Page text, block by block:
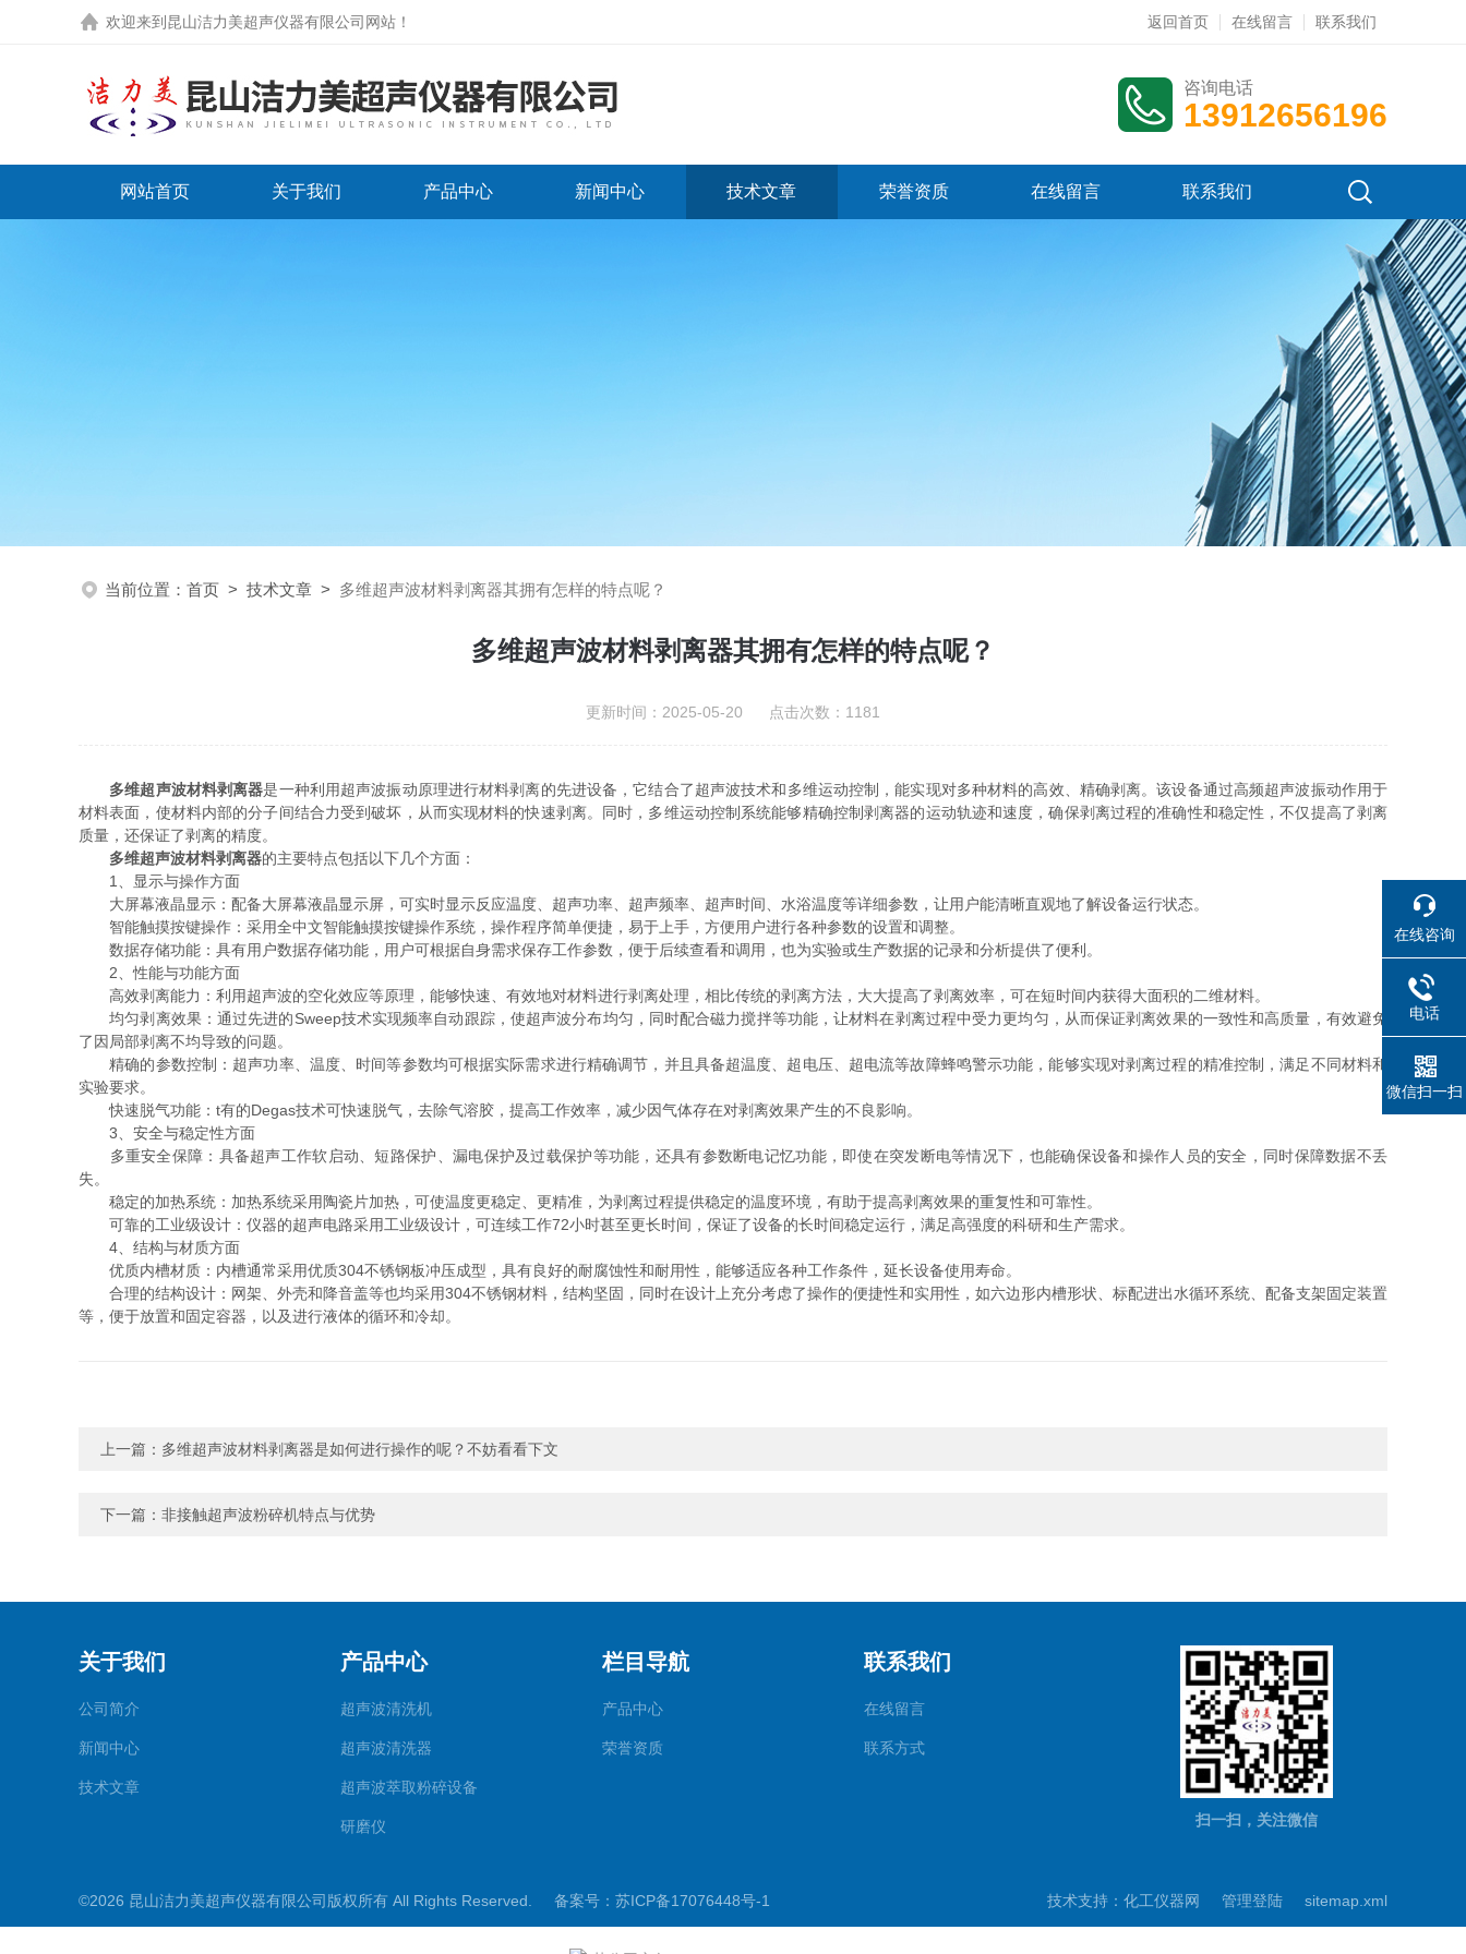
欢迎来到 昆山洁力美超声仪器有限公司网站 ！ 返回首页 在线留言 联系我们
咨询电话
13912656196
网站首页 关于我们 产品中心 新闻中心 技术文章 荣誉资质 在线留言 联系我们
当前位置： 首页 > 技术文章 > 多维超声波材料剥离器其拥有怎样的特点呢？
多维超声波材料剥离器其拥有怎样的特点呢？
更新时间：2025-05-20 点击次数：1181
多维超声波材料剥离器是一种利用超声波振动原理进行材料剥离的先进设备，它结合了超声波技术和多维运动控制，能实现对多种材料的高效、精确剥离。该设备通过高频超声波振动作用于
材料表面，使材料内部的分子间结合力受到破坏，从而实现材料的快速剥离。同时，多维运动控制系统能够精确控制剥离器的运动轨迹和速度，确保剥离过程的准确性和稳定性，不仅提高了剥离
质量，还保证了剥离的精度。
多维超声波材料剥离器的主要特点包括以下几个方面：
1、显示与操作方面
大屏幕液晶显示：配备大屏幕液晶显示屏，可实时显示反应温度、超声功率、超声频率、超声时间、水浴温度等详细参数，让用户能清晰直观地了解设备运行状态。
智能触摸按键操作：采用全中文智能触摸按键操作系统，操作程序简单便捷，易于上手，方便用户进行各种参数的设置和调整。
数据存储功能：具有用户数据存储功能，用户可根据自身需求保存工作参数，便于后续查看和调用，也为实验或生产数据的记录和分析提供了便利。
2、性能与功能方面
高效剥离能力：利用超声波的空化效应等原理，能够快速、有效地对材料进行剥离处理，相比传统的剥离方法，大大提高了剥离效率，可在短时间内获得大面积的二维材料。
均匀剥离效果：通过先进的Sweep技术实现频率自动跟踪，使超声波分布均匀，同时配合磁力搅拌等功能，让材料在剥离过程中受力更均匀，从而保证剥离效果的一致性和高质量，有效避免
了因局部剥离不均导致的问题。
精确的参数控制：超声功率、温度、时间等参数均可根据实际需求进行精确调节，并且具备超温度、超电压、超电流等故障蜂鸣警示功能，能够实现对剥离过程的精准控制，满足不同材料和
实验要求。
快速脱气功能：t有的Degas技术可快速脱气，去除气溶胶，提高工作效率，减少因气体存在对剥离效果产生的不良影响。
3、安全与稳定性方面
多重安全保障：具备超声工作软启动、短路保护、漏电保护及过载保护等功能，还具有参数断电记忆功能，即使在突发断电等情况下，也能确保设备和操作人员的安全，同时保障数据不丢
失。
稳定的加热系统：加热系统采用陶瓷片加热，可使温度更稳定、更精准，为剥离过程提供稳定的温度环境，有助于提高剥离效果的重复性和可靠性。
可靠的工业级设计：仪器的超声电路采用工业级设计，可连续工作72小时甚至更长时间，保证了设备的长时间稳定运行，满足高强度的科研和生产需求。
4、结构与材质方面
优质内槽材质：内槽通常采用优质304不锈钢板冲压成型，具有良好的耐腐蚀性和耐用性，能够适应各种工作条件，延长设备使用寿命。
合理的结构设计：网架、外壳和降音盖等也均采用304不锈钢材料，结构坚固，同时在设计上充分考虑了操作的便捷性和实用性，如六边形内槽形状、标配进出水循环系统、配备支架固定装置
等，便于放置和固定容器，以及进行液体的循环和冷却。
上一篇： 多维超声波材料剥离器是如何进行操作的呢？不妨看看下文
下一篇： 非接触超声波粉碎机特点与优势
关于我们
公司简介
新闻中心
技术文章
产品中心
超声波清洗机
超声波清洗器
超声波萃取粉碎设备
研磨仪
超声波水浴
栏目导航
产品中心
荣誉资质
联系我们
在线留言
联系方式
扫一扫，关注微信
©2026 昆山洁力美超声仪器有限公司版权所有 All Rights Reserved. 备案号：苏ICP备17076448号-1 技术支持： 化工仪器网 管理登陆 sitemap.xml
在线咨询
电话
微信扫一扫